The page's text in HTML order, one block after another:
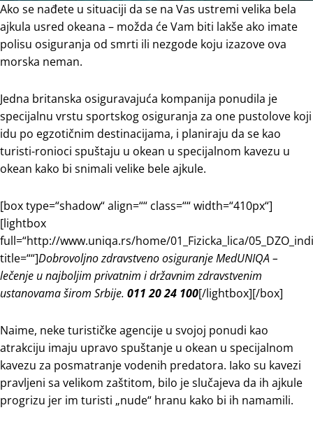
Ako se nađete u situaciji da se na Vas ustremi velika bela
ajkula usred okeana – možda će Vam biti lakše ako imate
polisu osiguranja od smrti ili nezgode koju izazove ova
morska neman.
Jedna britanska osiguravajuća kompanija ponudila je
specijalnu vrstu sportskog osiguranja za one pustolove koji
idu po egzotičnim destinacijama, i planiraju da se kao
turisti-ronioci spuštaju u okean u specijalnom kavezu u
okean kako bi snimali velike bele ajkule.
[box type=“shadow“ align=““ class=““ width=“410px“]
[lightbox
full=“http://www.uniqa.rs/home/01_Fizicka_lica/
title=““]Dobrovoljno zdravstveno osiguranje MedUNIQA –
lečenje u najboljim privatnim i državnim zdravstvenim
ustanovama širom Srbije. 011 20 24 100[/lightbox][/box]
Naime, neke turističke agencije u svojoj ponudi kao
atrakciju imaju upravo spuštanje u okean u specijalnom
kavezu za posmatranje vodenih predatora. Iako su kavezi
pravljeni sa velikom zaštitom, bilo je slučajeva da ih ajkule
progrizu jer im turisti „nude“ hranu kako bi ih namamili.